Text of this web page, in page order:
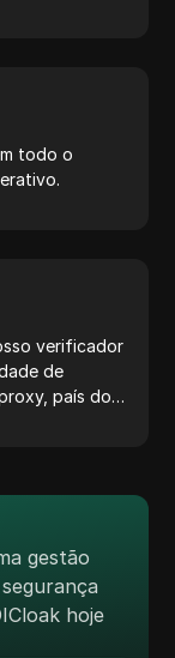
todo o
verificador
de
país do
gestão
hoje